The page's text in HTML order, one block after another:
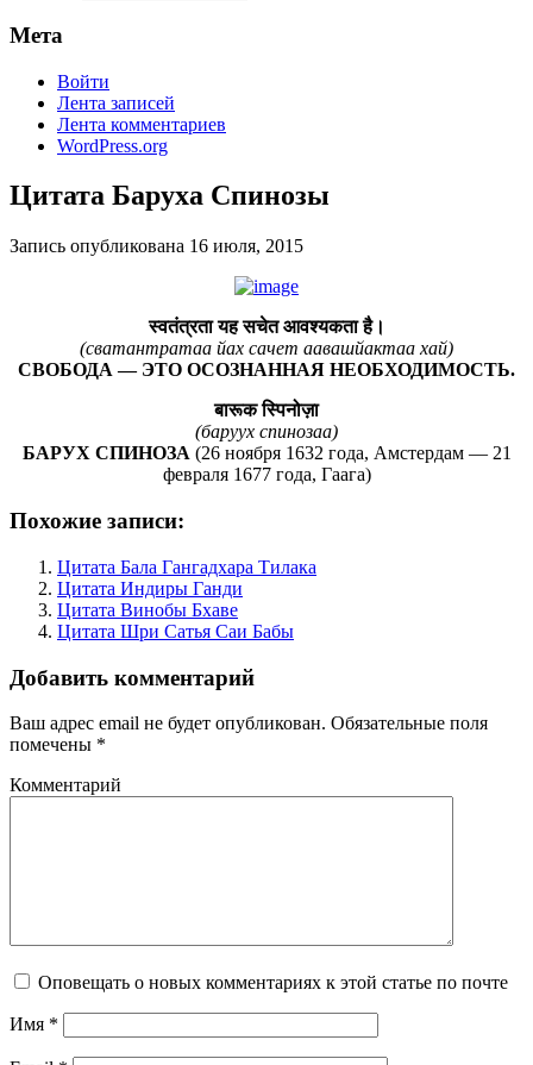
Мета
Войти
Лента записей
Лента комментариев
WordPress.org
Цитата Баруха Спинозы
Запись опубликована 16 июля, 2015
स्वतंत्रता यह सचेत आवश्यकता है।
(сватантратаа йах сачет аавашйактаа хай)
СВОБОДА — ЭТО ОСОЗНАННАЯ НЕОБХОДИМОСТЬ.
बारूक स्पिनोज़ा
(баруух спинозаа)
БАРУХ СПИНОЗА (26 ноября 1632 года, Амстердам — 21
февраля 1677 года, Гаага)
Похожие записи:
Цитата Бала Гангадхара Тилака
Цитата Индиры Ганди
Цитата Винобы Бхаве
Цитата Шри Сатья Саи Бабы
Добавить комментарий
Ваш адрес email не будет опубликован. Обязательные поля
помечены *
Комментарий
Оповещать о новых комментариях к этой статье по почте
Имя *